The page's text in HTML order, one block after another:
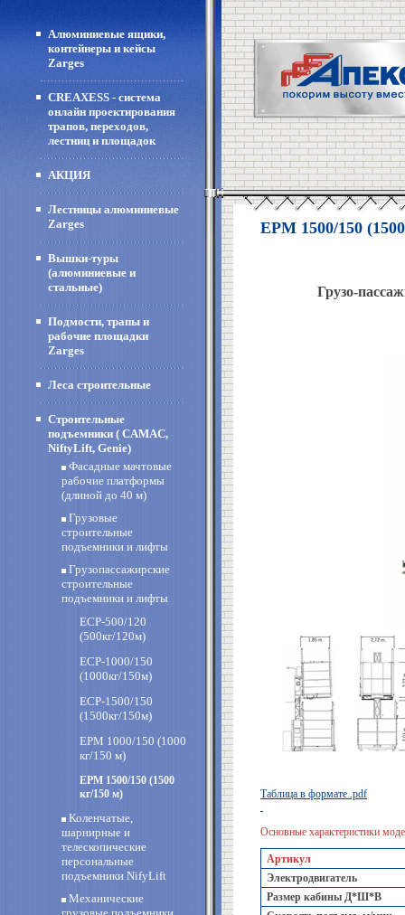
Алюминиевые ящики,
контейнеры и кейсы
Zarges
CREAXESS - система
онлайн проектирования
трапов, переходов,
лестниц и площадок
АКЦИЯ
Лестницы алюминиевые
Zarges
Вышки-туры
(алюминиевые и
стальные)
Подмости, трапы и
рабочие площадки
Zarges
Леса строительные
Строительные
подъемники ( CAMAC,
NiftyLift, Genie)
Фасадные мачтовые
рабочие платформы
(длиной до 40 м)
Грузовые
строительные
подъемники и лифты
Грузопассажирские
строительные
подъемники и лифты
ECP-500/120
(500кг/120м)
ECP-1000/150
(1000кг/150м)
ECP-1500/150
(1500кг/150м)
EPM 1000/150 (1000
кг/150 м)
EPM 1500/150 (1500
кг/150 м)
Коленчатые,
шарнирные и
телескопические
персональные
подъемники NifyLift
Механические
EPM 1500/150
Грузо-
Таблица в формате .pdf
Основные характеристики
Артикул
Электродвигатель
Размер кабины Д*Ш*В